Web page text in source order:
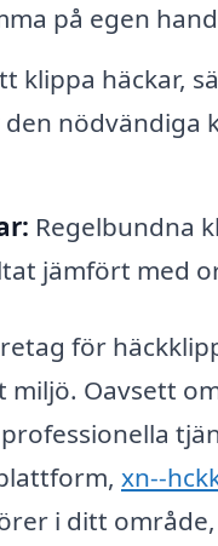
på egen
klippa häckar,
den
Regelbundna
jämfört med
för
miljö. Oavsett
xn--
i ditt